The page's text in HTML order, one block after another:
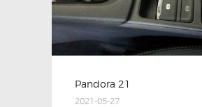
Pandora 21
2021-05-27